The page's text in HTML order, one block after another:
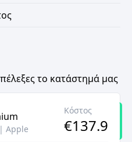
το κατάστημά μας
| Apple
Κόστος
€137.9